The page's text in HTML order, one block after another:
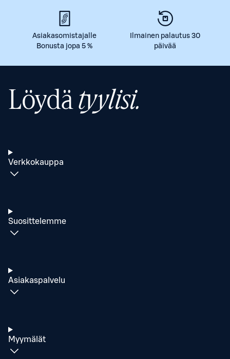
Asiakasomistajalle
Bonusta jopa 5 %
Ilmainen palautus 30
päivää
Löydätyylisi.
Verkkokauppa
Suosittelemme
Asiakaspalvelu
Myymälät